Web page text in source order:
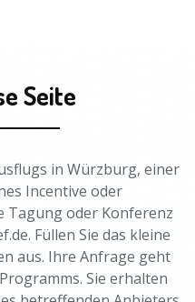
Seite
in Würzburg, einer
Incentive oder
Tagung oder Konferenz
Füllen Sie das kleine
aus. Ihre Anfrage geht
Sie erhalten